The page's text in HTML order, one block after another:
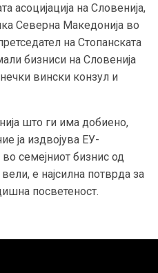
асоцијација на Словенија,
Северна Македонија во
на Стопанската
бизниси на Словенија
вински конзул и
што ги има добиено,
ја издвојува ЕУ-
семејниот бизнис од
е најсилна потврда за
посветеност.